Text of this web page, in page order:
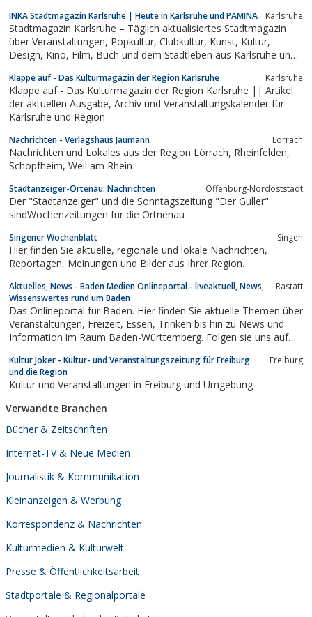
INKA Stadtmagazin Karlsruhe | Heute in Karlsruhe und PAMINA Karlsruhe
Stadtmagazin Karlsruhe – Täglich aktualisiertes Stadtmagazin
über Veranstaltungen, Popkultur, Clubkultur, Kunst, Kultur,
Design, Kino, Film, Buch und dem Stadtleben aus Karlsruhe und
Klappe auf - Das Kulturmagazin der Region Karlsruhe Karlsruhe
Klappe auf - Das Kulturmagazin der Region Karlsruhe || Artikel
der aktuellen Ausgabe, Archiv und Veranstaltungskalender für
Karlsruhe und Region
Nachrichten - Verlagshaus Jaumann Lörrach
Nachrichten und Lokales aus der Region Lörrach, Rheinfelden,
Schopfheim, Weil am Rhein
Stadtanzeiger-Ortenau: Nachrichten Offenburg-Nordoststadt
Der "Stadtanzeiger" und die Sonntagszeitung "Der Guller"
sindWochenzeitungen für die Ortnenau
Singener Wochenblatt Singen
Hier finden Sie aktuelle, regionale und lokale Nachrichten,
Reportagen, Meinungen und Bilder aus Ihrer Region.
Aktuelles, News - Baden Medien Onlineportal - liveaktuell, News,
Wissenswertes rund um Baden
Rastatt
Das Onlineportal für Baden. Hier finden Sie aktuelle Themen über
Veranstaltungen, Freizeit, Essen, Trinken bis hin zu News und
Information im Raum Baden-Württemberg. Folgen sie uns auf
Kultur Joker - Kultur- und Veranstaltungszeitung für Freiburg
und die Region
Freiburg
Kultur und Veranstaltungen in Freiburg und Umgebung
Verwandte Branchen
Bücher & Zeitschriften
Internet-TV & Neue Medien
Journalistik & Kommunikation
Kleinanzeigen & Werbung
Korrespondenz & Nachrichten
Kulturmedien & Kulturwelt
Presse & Öffentlichkeitsarbeit
Stadtportale & Regionalportale